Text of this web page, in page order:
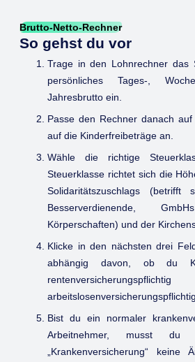
Brutto-Netto-Rechner
So gehst du vor
Trage in den Lohnrechner das
persönliches Tages-,
Jahresbrutto ein.
Passe den Rechner danach
auf die Kinderfreibeträge an.
Wähle die richtige
Steuerklasse richtet sich die
Solidaritätszuschlags
Besserverdienende,
Körperschaften) und der
Klicke in den nächsten drei
abhängig davon, ob du
Bist du ein normaler
Arbeitnehmer, musst
„Krankenversicherung“ keine